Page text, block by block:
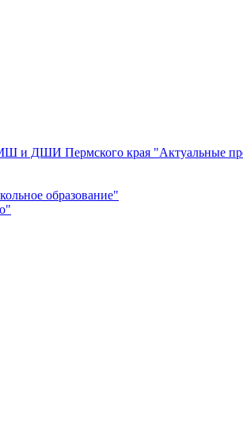
и ДШИ Пермского края "Актуальные
образование"